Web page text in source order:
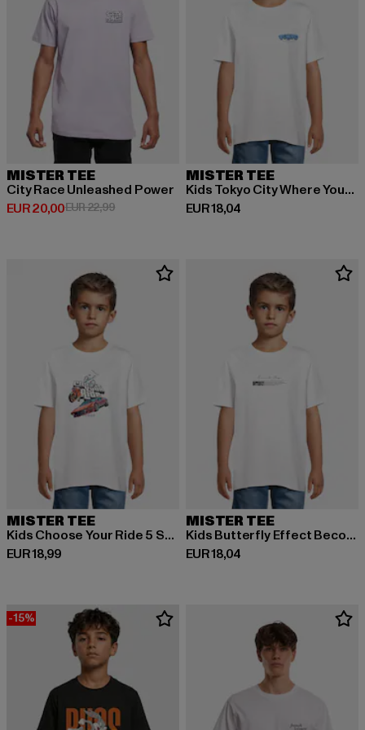
MISTER TEE
City Race Unleashed Power
EUR 20,00
Derzeitiger Preis: EUR 20,00
EUR 22,99Aktionspreis: EUR 22,99
MISTER TEE
Kids Tokyo City Where Your Future Begins Tee
EUR 18,04
Derzeitiger Preis: EUR 18,04
MISTER TEE
Kids Choose Your Ride 5 Stars Tee
EUR 18,99
Derzeitiger Preis: EUR 18,99
MISTER TEE
Kids Butterfly Effect Become The Change Tee
EUR 18,04
Derzeitiger Preis: EUR 18,04
-15%